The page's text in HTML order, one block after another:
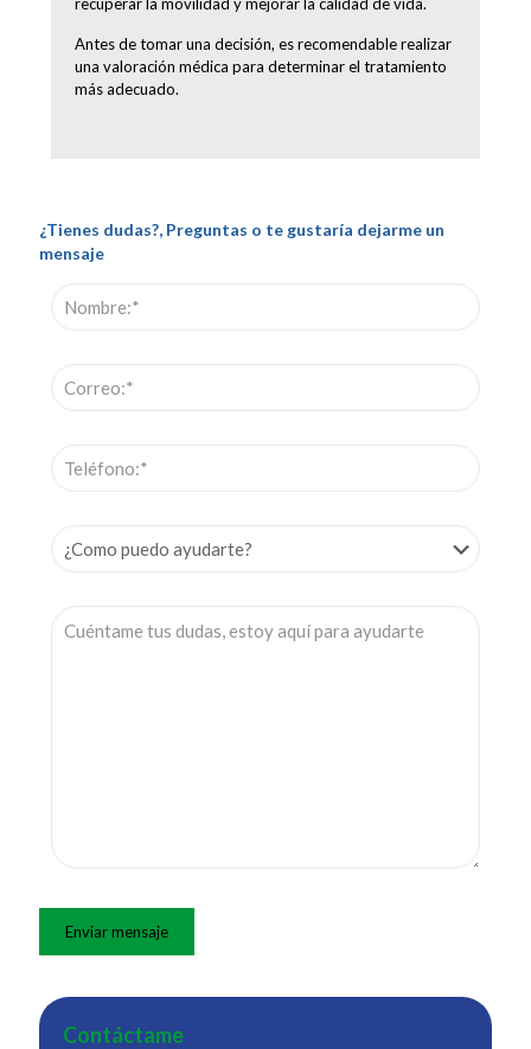
Antes de tomar una decisión, es recomendable realizar
una valoración médica para determinar el tratamiento
más adecuado.
¿Tienes dudas?, Preguntas o te gustaría dejarme un
mensaje
Contáctame